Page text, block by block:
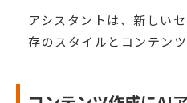
アシスタントは、新しい
存のスタイルとコンテンツ